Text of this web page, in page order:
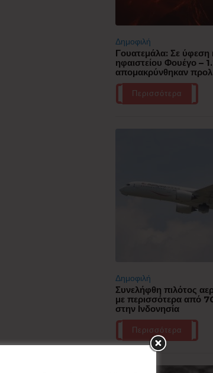
Δημοφιλή
Γουατεμάλα: Σε ύφεση
ηφαιστείου Φουέγο –
απομακρύνθηκαν
Περισσότερα
Δημοφιλή
Συνελήφθη πιλότος
με περισσότερα από
στην Ινδονησία
Περισσότερα